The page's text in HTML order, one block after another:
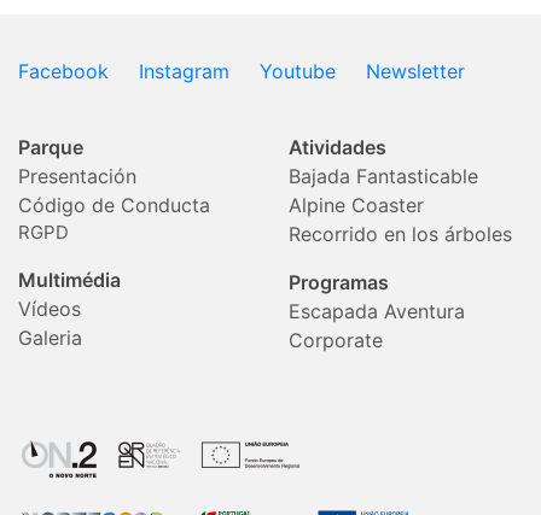
Facebook Instagram Youtube Newsletter
Parque
Presentación
Código de Conducta
RGPD
Multimédia
Vídeos
Galeria
Atividades
Bajada Fantasticable
Alpine Coaster
Recorrido en los árboles
Programas
Escapada Aventura
Corporate